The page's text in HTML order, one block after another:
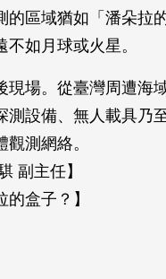
的區域猶如「潘朵拉
如月球或火星。
現場。從臺灣周遭海
測設備、無人載具乃
測網絡。
副主任】
盒子？】